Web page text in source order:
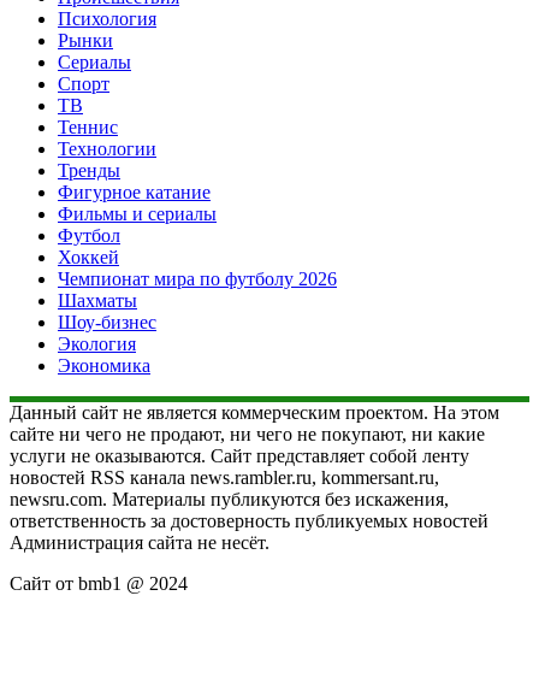
Психология
Рынки
Сериалы
Спорт
ТВ
Теннис
Технологии
Тренды
Фигурное катание
Фильмы и сериалы
Футбол
Хоккей
Чемпионат мира по футболу 2026
Шахматы
Шоу-бизнес
Экология
Экономика
Данный сайт не является коммерческим проектом. На этом
сайте ни чего не продают, ни чего не покупают, ни какие
услуги не оказываются. Сайт представляет собой ленту
новостей RSS канала news.rambler.ru, kommersant.ru,
newsru.com. Материалы публикуются без искажения,
ответственность за достоверность публикуемых новостей
Администрация сайта не несёт.
Сайт от bmb1 @ 2024